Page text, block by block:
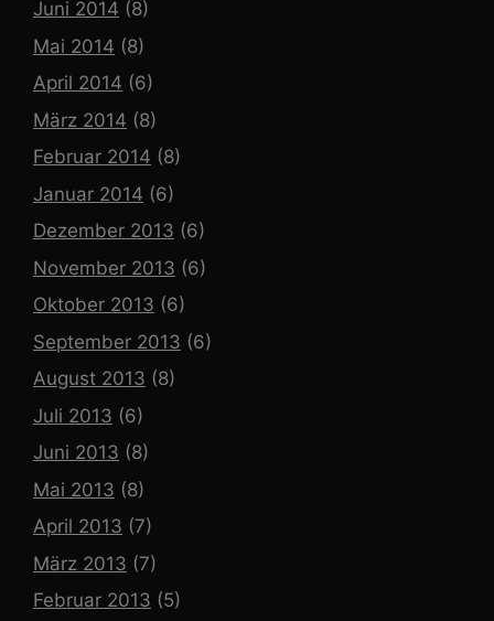
Juni 2014 (8)
Mai 2014 (8)
April 2014 (6)
März 2014 (8)
Februar 2014 (8)
Januar 2014 (6)
Dezember 2013 (6)
November 2013 (6)
Oktober 2013 (6)
September 2013 (6)
August 2013 (8)
Juli 2013 (6)
Juni 2013 (8)
Mai 2013 (8)
April 2013 (7)
März 2013 (7)
Februar 2013 (5)